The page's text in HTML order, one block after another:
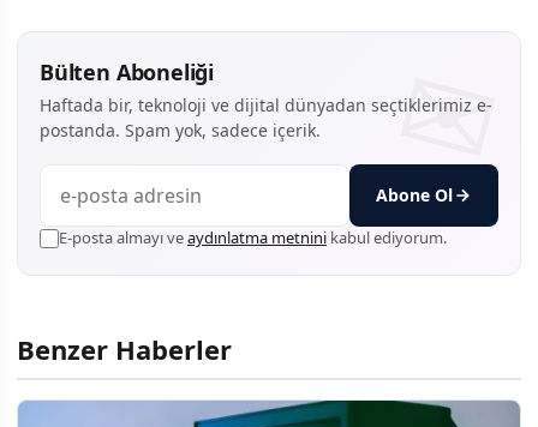
Bülten Aboneliği
Haftada bir, teknoloji ve dijital dünyadan seçtiklerimiz e-
postanda. Spam yok, sadece içerik.
Abone Ol
E-posta almayı veaydınlatma metnini kabul ediyorum.
Benzer Haberler